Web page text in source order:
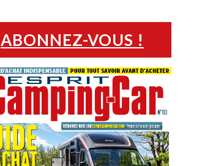
ABONNEZ-VOUS !